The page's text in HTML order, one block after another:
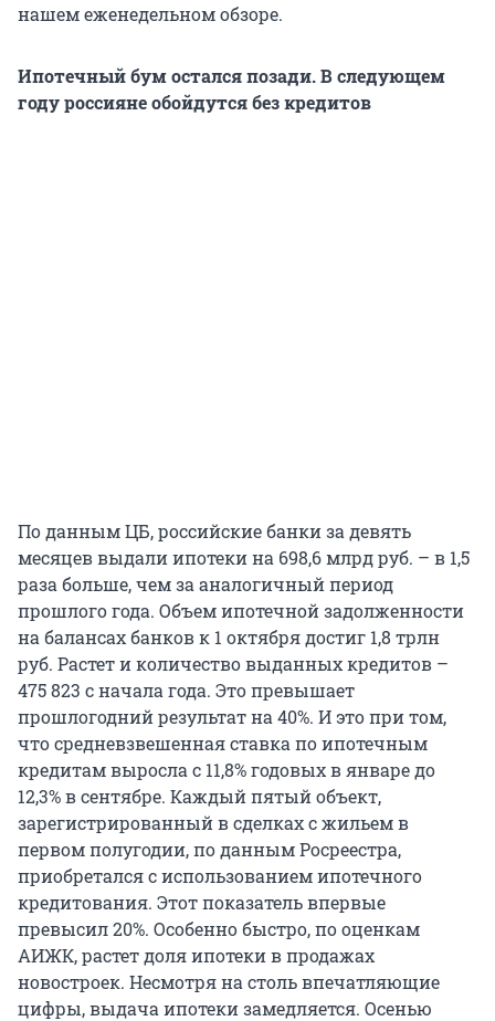
нашем еженедельном обзоре.
Ипотечный бум остался позади. В следующем
году россияне обойдутся без кредитов
По данным ЦБ, российские банки за девять
месяцев выдали ипотеки на 698,6 млрд руб. – в 1,5
раза больше, чем за аналогичный период
прошлого года. Объем ипотечной задолженности
на балансах банков к 1 октября достиг 1,8 трлн
руб. Растет и количество выданных кредитов –
475 823 с начала года. Это превышает
прошлогодний результат на 40%. И это при том,
что средневзвешенная ставка по ипотечным
кредитам выросла с 11,8% годовых в январе до
12,3% в сентябре. Каждый пятый объект,
зарегистрированный в сделках с жильем в
первом полугодии, по данным Росреестра,
приобретался с использованием ипотечного
кредитования. Этот показатель впервые
превысил 20%. Особенно быстро, по оценкам
АИЖК, растет доля ипотеки в продажах
новостроек. Несмотря на столь впечатляющие
цифры, выдача ипотеки замедляется. Осенью